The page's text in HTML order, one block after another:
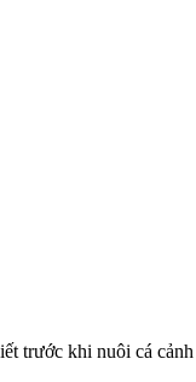
trước khi nuôi cá cảnh